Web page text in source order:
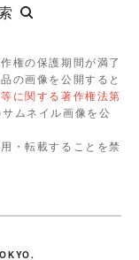
権の保護期間が満了
の画像を公開すると
に関する著作権法第
ムネイル画像を公
・転載することを禁